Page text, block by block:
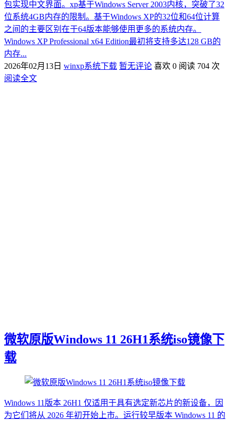
包实现中文界面。‌xp基于Windows Server 2003内核，突破了32
位系统4GB内存的限制。基于Windows XP的32位和64位计算
之间的主要区别在于64版本能够使用更多的系统内存。
Windows XP Professional x64 Edition最初将支持多达128 GB的
内存...
2026年02月13日 winxp系统下载 暂无评论 喜欢 0 阅读 704 次
阅读全文
微软原版Windows 11 26H1系统iso镜像下
载
Windows 11版本 26H1 仅适用于具有选定新芯片的新设备，因
为它们将从 2026 年初开始上市。运行较早版本 Windows 11 的